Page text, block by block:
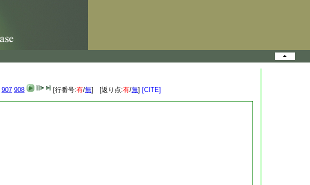
907 908 [行番号:有/無] [返り点:有/無] [CITE]